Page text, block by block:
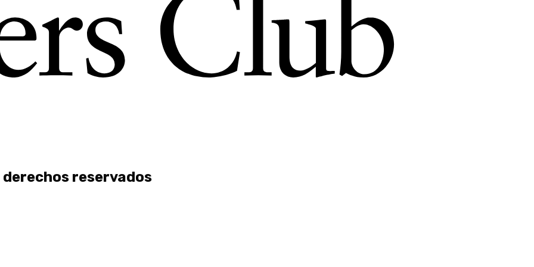
reservados